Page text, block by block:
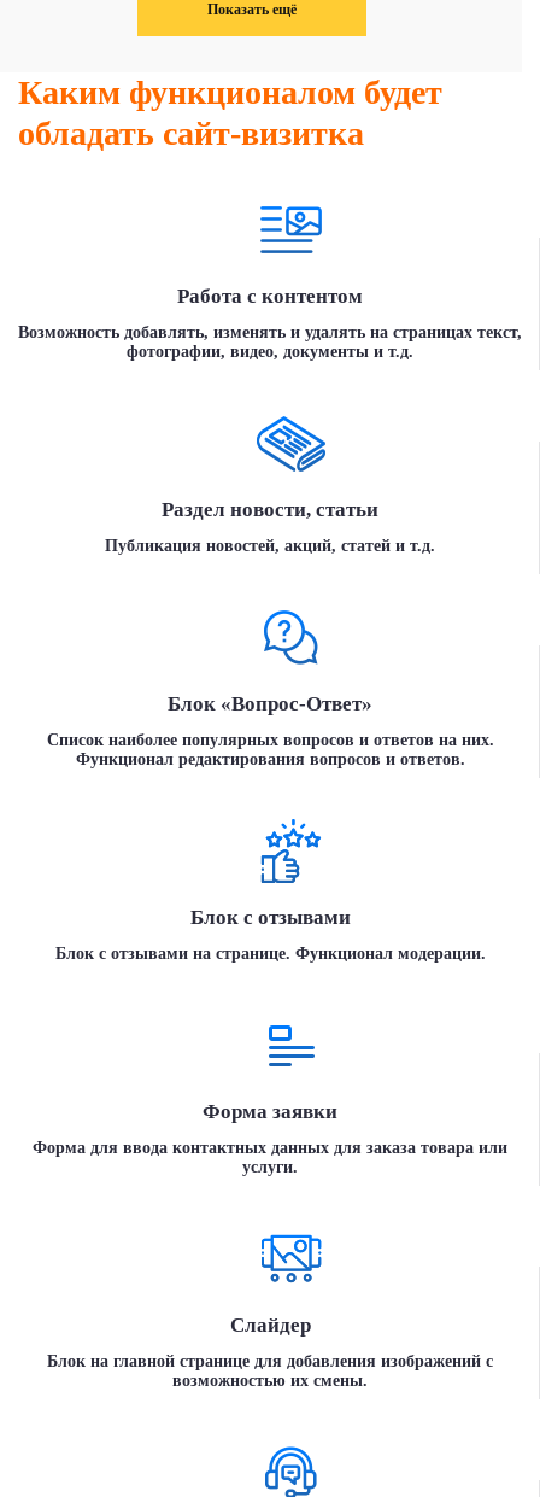
Показать ещё
Каким функционалом будет
обладать сайт-визитка
Работа с контентом
Возможность добавлять, изменять и удалять на страницах текст,
фотографии, видео, документы и т.д.
Раздел новости, статьи
Публикация новостей, акций, статей и т.д.
Блок «Вопрос-Ответ»
Список наиболее популярных вопросов и ответов на них.
Функционал редактирования вопросов и ответов.
Блок с отзывами
Блок с отзывами на странице. Функционал модерации.
Форма заявки
Форма для ввода контактных данных для заказа товара или
услуги.
Слайдер
Блок на главной странице для добавления изображений с
возможностью их смены.